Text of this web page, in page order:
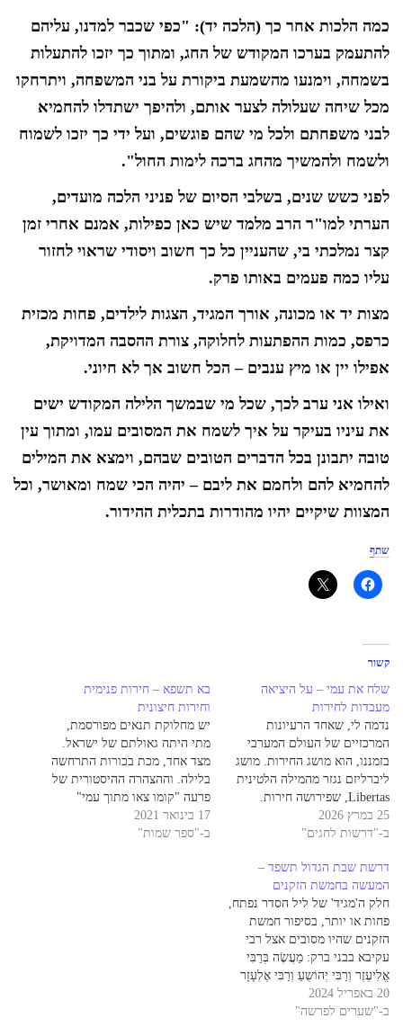
כמה הלכות אחר כך (הלכה יד): "כפי שכבר למדנו, עליהם
להתעמק בערכו המקודש של החג, ומתוך כך יזכו להתעלות
בשמחה, וימנעו מהשמעת ביקורת על בני המשפחה, ויתרחקו
מכל שיחה שעלולה לצער אותם, ולהיפך ישתדלו להחמיא
לבני משפחתם ולכל מי שהם פוגשים, ועל ידי כך יזכו לשמוח
ולשמח ולהמשיך מהחג ברכה לימות החול".
לפני כשש שנים, בשלבי הסיום של פניני הלכה מועדים,
הערתי למו"ר הרב מלמד שיש כאן כפילות, אמנם אחרי זמן
קצר נמלכתי בי, שהעניין כל כך חשוב ויסודי שראוי לחזור
עליו כמה פעמים באותו פרק.
מצות יד או מכונה, אורך המגיד, הצגות לילדים, פחות מכזית
כרפס, כמות ההפתעות לחלוקה, צורת ההסבה המדויקת,
אפילו יין או מיץ ענבים – הכל חשוב אך לא חיוני.
ואילו אני ערב לכך, שכל מי שבמשך הלילה המקודש ישים
את עיניו בעיקר על איך לשמח את המסובים עמו, ומתוך עין
טובה יתבונן בכל הדברים הטובים שבהם, וימצא את המילים
להחמיא להם ולחמם את ליבם – יהיה הכי שמח ומאושר, וכל
המצוות שיקיים יהיו מהודרות בתכלית ההידור.
שתף
קשור
שלח את עמי – על היציאה
מעבדות לחירות
נדמה לי, שאחד הרעיונות
המרכזיים של העולם המערבי
בזמננו, הוא מושג החירות. מושג
ליברליזם נגזר מהמילה הלטינית
Libertas, שפירושה חירות.
בליבה של התפיסה הליברלית
עומדת ההנחה כי הפרט הוא
טבעית ומוסרית לקבוע את גורלו,
לפתח את אישיותו ולפעול על פי
רצונו, כל עוד אינו…
25 במרץ 2026
ב-"דרשות לחגים"
בא תשפא – חירות פנימית
וחירות חיצונית
יש מחלוקת תנאים מפורסמת,
מתי היתה גאולתם של ישראל.
מצד אחד, מכת בכורות התרחשה
בלילה. וההצהרה ההיסטורית של
פרעה "קומו צאו מתוך עמי"
נאמרה בלילה. ומצד שני, היציאה
בפועל מתרחשת רק למחרת
17 בינואר 2021
ב-"ספר שמות"
דרשת שבת הגדול תשפד –
המעשה בחמשת הזקנים
חלק ה'מגיד' של ליל הסדר נפתח,
פחות או יותר, בסיפור חמשת
הזקנים שהיו מסובים אצל רבי
עקיבא בבני ברק: מַעֲשֶׂה בְּרַבִּי
אֱלִיעֶזֶר וְרַבִּי יְהוֹשֻעַ וְרַבִּי אֶלְעָזָר
בֶּן עֲזַרְיָה וְרַבְּי עֲקִיבָא וְרַבִּי טַרְפוֹן
שֶהָיוּ מְסֻבִּין בִּבְנֵי בְרַק, וְהָיוּ
20 באפריל 2024
ב-"שערים לפרשה"